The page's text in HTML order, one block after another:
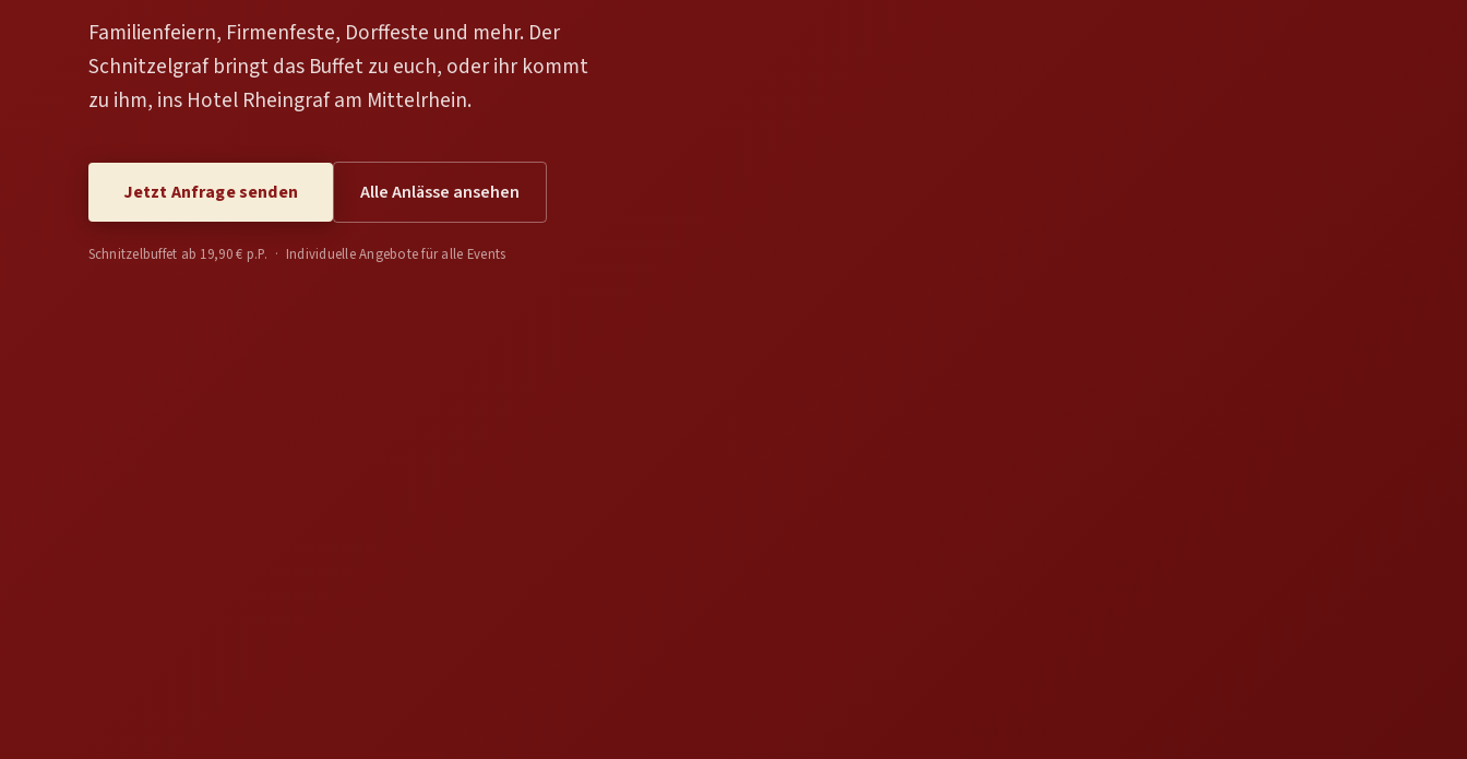
Familienfeiern, Firmenfeste, Dorffeste und mehr. Der
Schnitzelgraf bringt das Buffet zu euch, oder ihr kommt
zu ihm, ins Hotel Rheingraf am Mittelrhein.
Jetzt Anfrage senden Alle Anlässe ansehen
Schnitzelbuffet ab 19,90 € p.P. · Individuelle Angebote für alle Events